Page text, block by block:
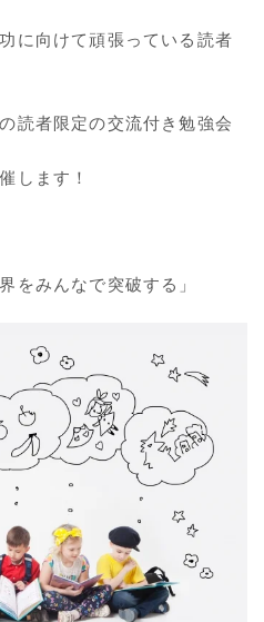
に向けて頑張っている読者
読者限定の交流付き勉強会
します！
をみんなで突破する」